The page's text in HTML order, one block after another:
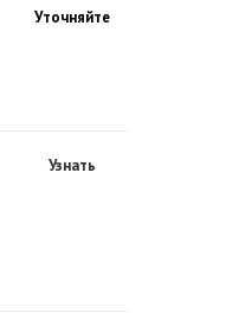
Уточняйте
Узнать